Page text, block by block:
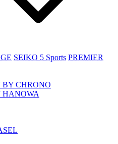
SEIKO 5 Sports PREMIER
BY CHRONO
HANOWA